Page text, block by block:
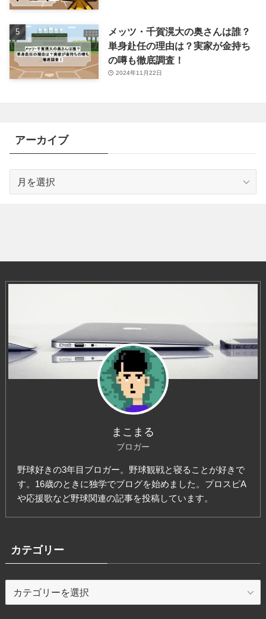
メッツ・千賀滉大の奥さんは誰？
単身赴任の理由は？実家が金持ち
の噂も徹底調査！
2024年11月22日
アーカイブ
まこまる
ブロガー
野球好きの3年目ブロガー。野球観戦と寝ることが好きで
す。16歳のときに独学でブログを始めました。プロスピA
や応援歌など野球関連の記事を投稿しています。
カテゴリー
テ